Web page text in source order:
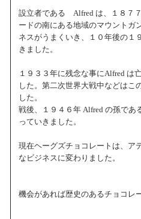
設立者である Alfred は、１８７
ードの南にある地域のマウントガ
ネスがうまくいき、１０年後の１
きました。
１９３３年に残念な事にAlfred は
した。第二次世界大戦中などはこ
した。
戦後、１９４６年 Alfred の孫であ
っていきました。
現在ヘーグズチョコレートは、ア
なビジネスに変わりました。
機会があれば歴史のあるチョコレ